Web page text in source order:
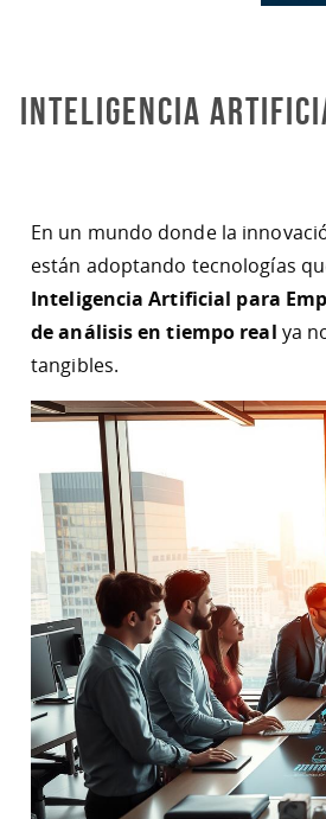
Inteligencia
En un mundo donde la
están adoptando tecnologías
Inteligencia Artificial para
de análisis en tiempo real ya
tangibles.